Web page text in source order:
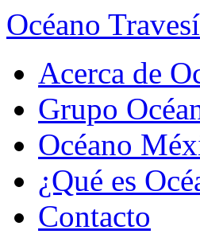
Océano
Acerca de
Grupo
Océano
¿Qué es
Contacto